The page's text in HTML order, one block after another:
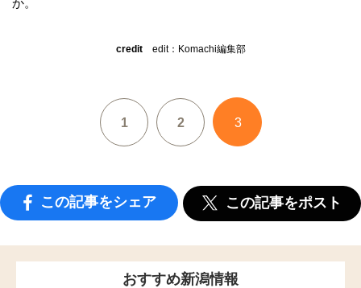
か。
creditedit：Komachi編集部
1 2 3
この記事をシェア この記事をポスト
おすすめ新潟情報